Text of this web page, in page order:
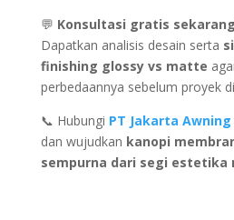
💬 Konsultasi gratis
Dapatkan analisis desain serta
finishing glossy vs matte
perbedaannya sebelum proyek
📞 Hubungi PT Jakarta Awning
dan wujudkan kanopi
sempurna dari segi estetika